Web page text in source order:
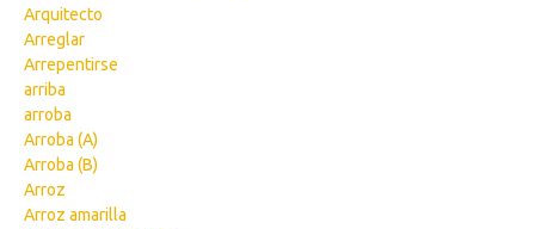
Arquitecto
Arreglar
Arrepentirse
arriba
arroba
Arroba (A)
Arroba (B)
Arroz
Arroz amarilla